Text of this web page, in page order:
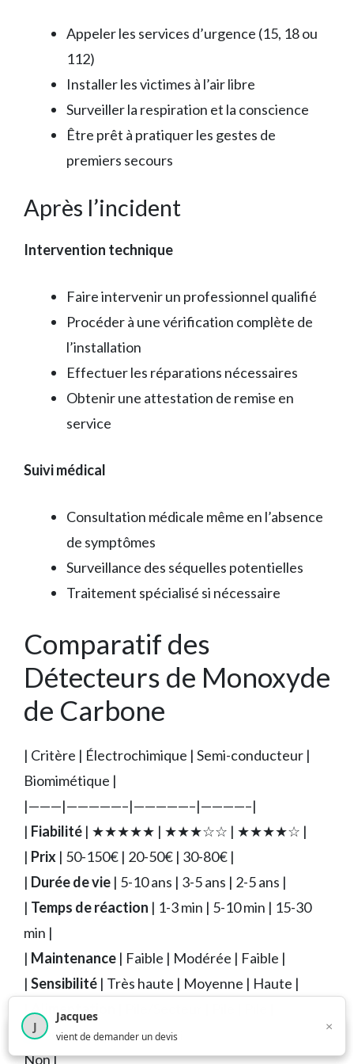
Appeler les services d’urgence (15, 18 ou
112)
Installer les victimes à l’air libre
Surveiller la respiration et la conscience
Être prêt à pratiquer les gestes de
premiers secours
Après l’incident
Intervention technique
Faire intervenir un professionnel qualifié
Procéder à une vérification complète de
l’installation
Effectuer les réparations nécessaires
Obtenir une attestation de remise en
service
Suivi médical
Consultation médicale même en l’absence
de symptômes
Surveillance des séquelles potentielles
Traitement spécialisé si nécessaire
Comparatif des
Détecteurs de Monoxyde
de Carbone
| Critère | Électrochimique | Semi-conducteur |
Biomimétique |
|———|—————–|—————–|————–|
| Fiabilité | ★★★★★ | ★★★☆☆ | ★★★★☆ |
| Prix | 50-150€ | 20-50€ | 30-80€ |
| Durée de vie | 5-10 ans | 3-5 ans | 2-5 ans |
| Temps de réaction | 1-3 min | 5-10 min | 15-30
min |
| Maintenance | Faible | Modérée | Faible |
| Sensibilité | Très haute | Moyenne | Haute |
Alimentation
|Affichage numérique| Souvent | Rarement |
Non |
4 208utilisateurs ce mois-ci
J
Jacques
vient de demander un devis
×